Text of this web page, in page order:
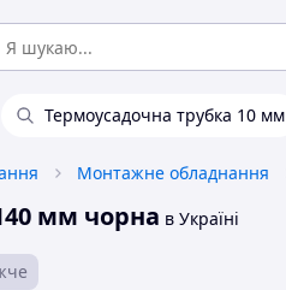
Термоусадочна трубка 10 мм
Монтажне обладнання
мм чорна в Україні